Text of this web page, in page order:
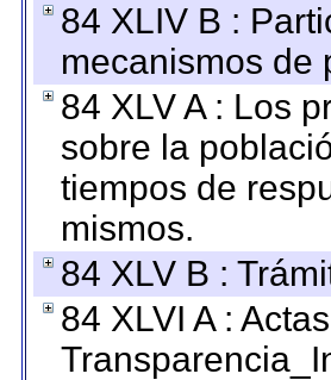
84 XLIV B :
mecanismos de
84 XLV A : Los
sobre la
tiempos de
mismos.
84 XLV B :
84 XLVI A :